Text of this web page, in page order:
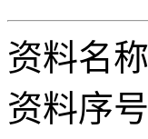
资料名称
资料序